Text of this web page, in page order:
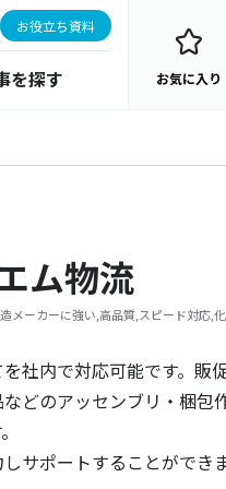
お役立ち資料
を探す お気に入り
ム物流
メーカーに強い,高品質,スピード対応,
社内で対応可能です。販
どのアッセンブリ・梱包
サポートすることができま